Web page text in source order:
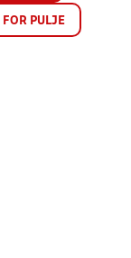
FOR PULJE